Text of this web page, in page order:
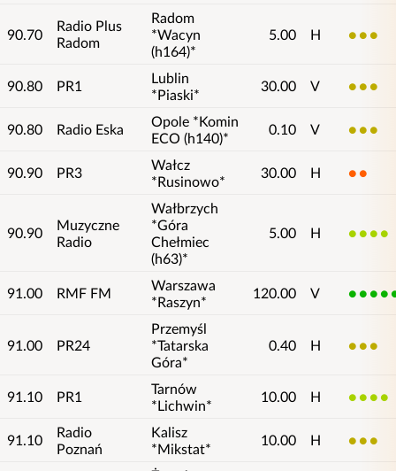
90.70
Radio Plus
Radom
Radom
*Wacyn
(h164)*
5.00 H 3
90.80 PR1
Lublin
*Piaski*
30.00 V 3
90.80 Radio Eska
Opole *Komin
ECO (h140)*
0.10 V 3
90.90 PR3
Wałcz
*Rusinowo*
30.00 H 2
90.90
Muzyczne
Radio
Wałbrzych
*Góra
Chełmiec
(h63)*
5.00 H 4
91.00 RMF FM
Warszawa
*Raszyn*
120.00 V 5
91.00 PR24
Przemyśl
*Tatarska
Góra*
0.40 H 3
91.10 PR1
Tarnów
*Lichwin*
10.00 H 4
91.10
Radio
Poznań
Kalisz
*Mikstat*
10.00 H 3